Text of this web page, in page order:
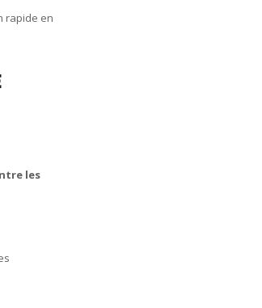
rapide en
les